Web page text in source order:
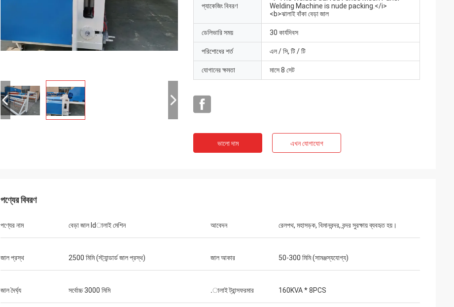
প্যাকেজিং বিবরণ
Welding Machine is nude packing.</i>
<b>ঝালাই বাঁকা বেড়া জাল
ডেলিভারি সময় 30 কার্যদিবস
পরিশোধের শর্ত এল / সি, টি / টি
যোগানের ক্ষমতা মাসে 8 সেট
ভালো দাম এখন যোগাযোগ
পণ্যের বিবরণ
পণ্যের নাম বেড়া জাল ldালাই মেশিন আবেদন রেলপথ, মহাসড়ক, বিমানবন্দর, বন্দর সুরক্ষায় ব্যবহৃত হয়।
জাল প্রস্থ 2500 মিমি (স্ট্যান্ডার্ড জাল প্রস্থ) জাল আকার 50-300 মিমি (সামঞ্জস্যযোগ্য)
জাল দৈর্ঘ্য সর্বোচ্চ 3000 মিমি .ালাই ট্রান্সফরমার 160KVA * 8PCS